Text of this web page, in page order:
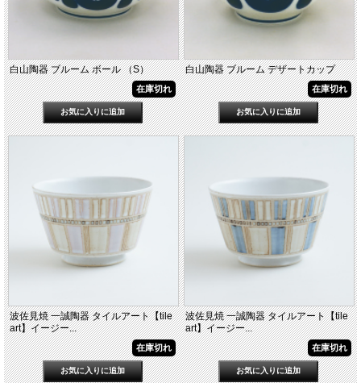
白山陶器 ブルーム ボール （S）
在庫切れ
白山陶器 ブルーム デザートカップ
在庫切れ
波佐見焼 一誠陶器 タイルアート【tile
art】イージー...
在庫切れ
波佐見焼 一誠陶器 タイルアート【tile
art】イージー...
在庫切れ